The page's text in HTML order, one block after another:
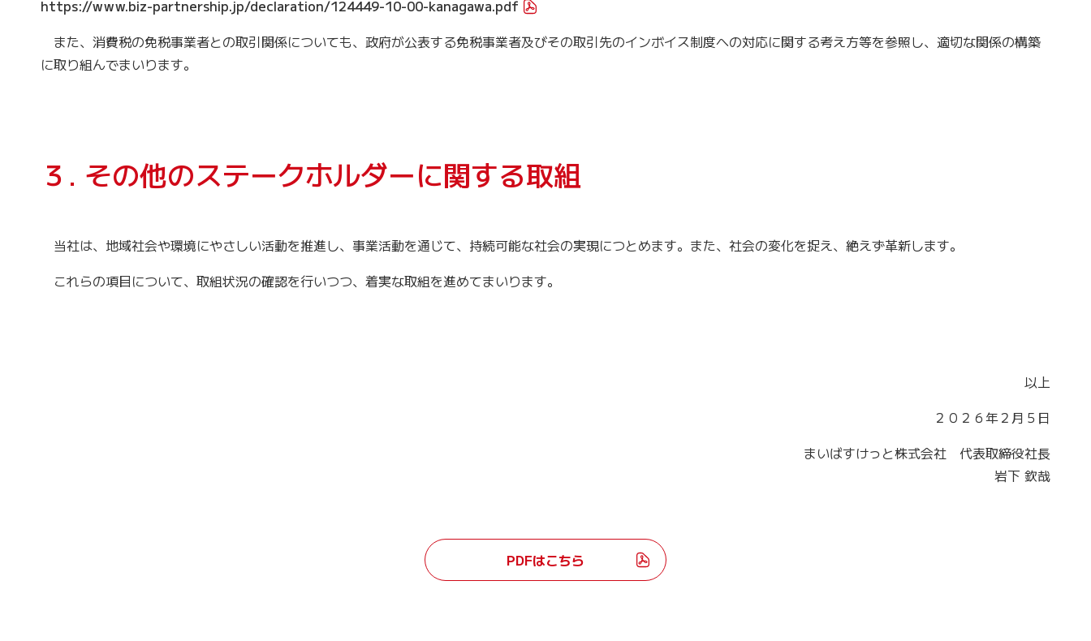
https://www.biz-partnership.jp/declaration/124449-10-00-kanagawa.pdf
また、消費税の免税事業者との取引関係についても、政府が公表する免税事業者及びその取引先のインボイス制度への対応に関する考え方等を参照し、適切な関係の構築
に取り組んでまいります。
３. その他のステークホルダーに関する取組
当社は、地域社会や環境にやさしい活動を推進し、事業活動を通じて、持続可能な社会の実現につとめます。また、社会の変化を捉え、絶えず革新します。
これらの項目について、取組状況の確認を行いつつ、着実な取組を進めてまいります。
以上
２０２６年２月５日
まいばすけっと株式会社 代表取締役社長
岩下 欽哉
PDFはこちら